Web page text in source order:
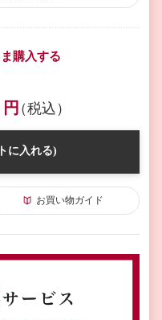
購入する
円（税込）
に入れる)
お買い物ガイド